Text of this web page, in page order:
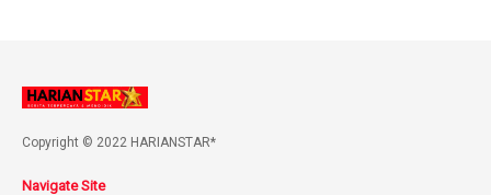
Copyright © 2022 HARIANSTAR*
Navigate Site